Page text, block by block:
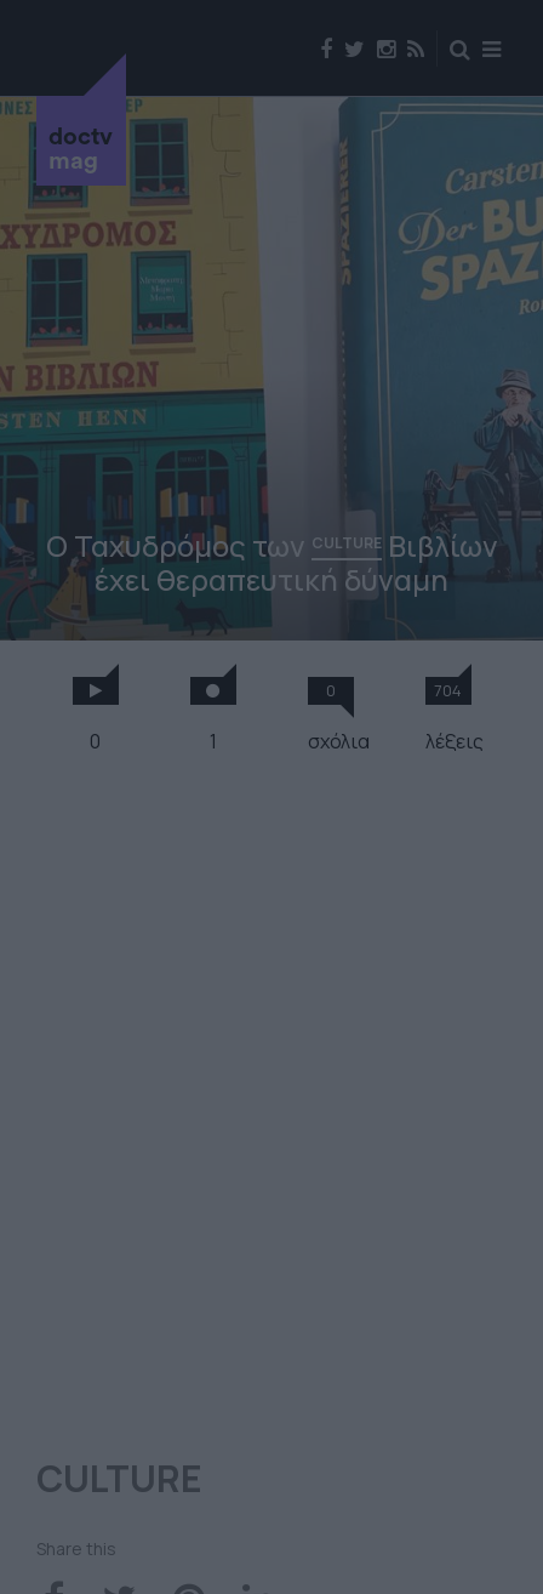
doctv
mag
Ο Ταχυδρόμος των CULTUREΒιβλίων
έχει θεραπευτική δύναμη
0 1
0
σχόλια
704
λέξεις
CULTURE
Share this